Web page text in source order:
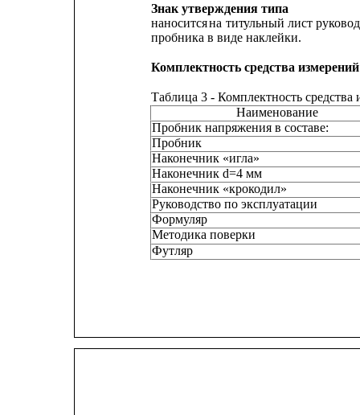
Знак утверждения типа
наноситсяна титульный лист
пробника в виде наклейки.
Комплектность средства измерений
Таблица 3 - Комплектность средства
Наименование
Пробник напряжения в составе:
Пробник
Наконечник «игла»
Наконечник d=4 мм
Наконечник «крокодил»
Руководство по эксплуатации
Формуляр
Методика поверки
Футляр